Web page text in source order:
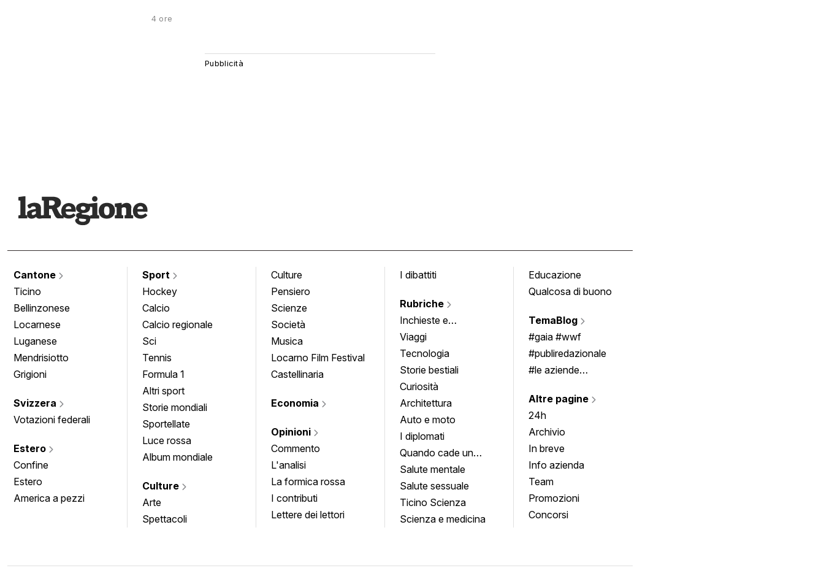
4 ore
Cantone
Ticino
Bellinzonese
Locarnese
Luganese
Mendrisiotto
Grigioni
Svizzera
Votazioni federali
Estero
Confine
Estero
America a pezzi
Sport
Hockey
Calcio
Calcio regionale
Sci
Tennis
Formula 1
Altri sport
Storie mondiali
Sportellate
Luce rossa
Album mondiale
Culture
Arte
Spettacoli
Culture
Pensiero
Scienze
Società
Musica
Locarno Film Festival
Castellinaria
Economia
Opinioni
Commento
L'analisi
La formica rossa
I contributi
Lettere dei lettori
I dibattiti
Rubriche
Inchieste e
approfondimenti
Viaggi
Tecnologia
Storie bestiali
Curiosità
Architettura
Auto e moto
I diplomati
Quando cade un
quadro
Salute mentale
Salute sessuale
Ticino Scienza
Scienza e medicina
Educazione
Qualcosa di buono
TemaBlog
#gaia #wwf
#publiredazionale
#le aziende
Altre pagine
24h
Archivio
In breve
Info azienda
Team
Promozioni
Concorsi